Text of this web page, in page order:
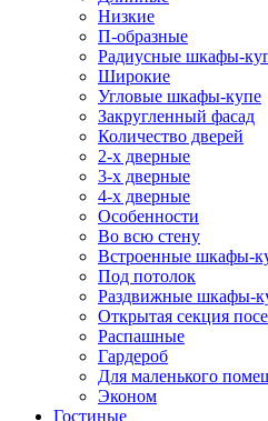
Низкие
П-образные
Радиусные шкафы-
Широкие
Угловые шкафы-купе
Закругленный фасад
Количество дверей
2-х дверные
3-х дверные
4-х дверные
Особенности
Во всю стену
Встроенные шкафы-
Под потолок
Раздвижные шкафы-
Открытая секция
Распашные
Гардероб
Для маленького
Эконом
Гостиные